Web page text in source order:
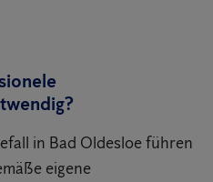
in Bad Oldesloe führen
eigene